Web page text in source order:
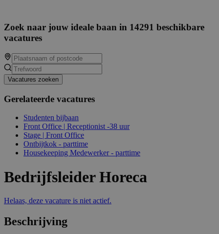
Zoek naar jouw ideale baan in 14291 beschikbare
vacatures
Vacatures zoeken
Gerelateerde vacatures
Studenten bijbaan
Front Office | Receptionist -38 uur
Stage | Front Office
Ontbijtkok - parttime
Housekeeping Medewerker - parttime
Bedrijfsleider Horeca
Helaas, deze vacature is niet actief.
Beschrijving